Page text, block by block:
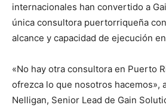
internacionales han convertido a
única consultora puertorriqueña
alcance y capacidad de ejecución
«No hay otra consultora en Puerto
ofrezca lo que nosotros hacemos»,
Nelligan, Senior Lead de Gain